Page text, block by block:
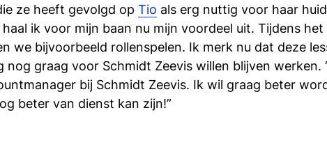
ze heeft gevolgd op Tio als erg nuttig voor haar
ik voor mijn baan nu mijn voordeel uit. Tijdens het
we bijvoorbeeld rollenspelen. Ik merk nu dat deze
nog graag voor Schmidt Zeevis willen blijven werken.
bij Schmidt Zeevis. Ik wil graag beter
beter van dienst kan zijn!”